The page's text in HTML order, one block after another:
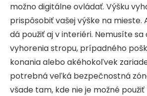
možno digitálne ovládať. Výšku
prispôsobiť vašej výške na mieste.
dá použiť aj v interiéri. Nemusíte
vyhorenia stropu, prípadného
konania alebo akéhokoľvek
potrebná veľká bezpečnostná
všade tam, kde nie je možné